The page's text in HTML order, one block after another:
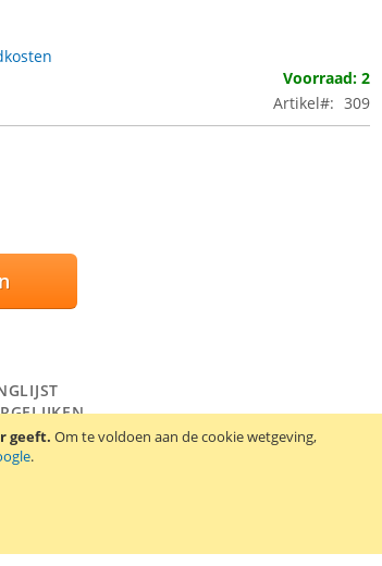
geeft. Om te voldoen aan de cookie wetgeving,
.
Voorraad: 2
Artikel
309
accu is onder andere geschikt voor de HTC